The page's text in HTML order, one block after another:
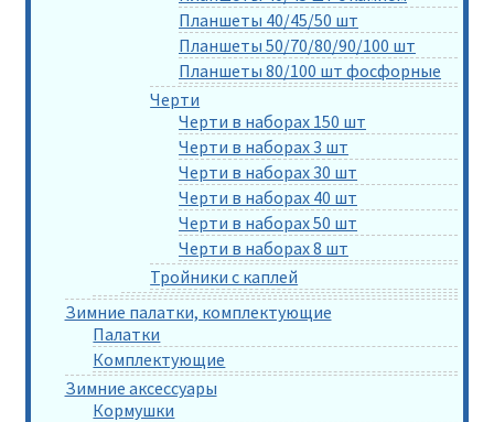
Планшеты 40/45/50 шт
Планшеты 50/70/80/90/100 шт
Планшеты 80/100 шт фосфорные
Черти
Черти в наборах 150 шт
Черти в наборах 3 шт
Черти в наборах 30 шт
Черти в наборах 40 шт
Черти в наборах 50 шт
Черти в наборах 8 шт
Тройники с каплей
Зимние палатки, комплектующие
Палатки
Комплектующие
Зимние аксессуары
Кормушки